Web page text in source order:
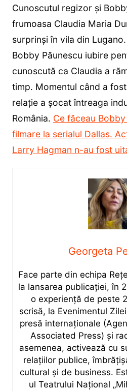
Cunoscutul regizor și
frumoasa Claudia Maria
surprinși în vila din
Bobby Păunescu iubire
cunoscută ca Claudia a
timp. Momentul când a
relație a șocat întreaga
România. Ce făceau
filmare la serialul Dallas.
Larry Hagman n-au fost
Georgeta
Face parte din echipa
la lansarea publicației, în
o experiență de peste
scrisă, la Evenimentul
presă internaționale
Associated Press) și
asemenea, activează cu
relațiilor publice,
cultural și de business.
ul Teatrului Național